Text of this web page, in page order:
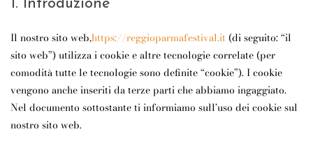
1. Introduzione
Il nostro sito web,https://reggioparmafestival.it (di seguito: “il
sito web”) utilizza i cookie e altre tecnologie correlate (per
comodità tutte le tecnologie sono definite “cookie”). I cookie
vengono anche inseriti da terze parti che abbiamo ingaggiato.
Nel documento sottostante ti informiamo sull’uso dei cookie sul
nostro sito web.